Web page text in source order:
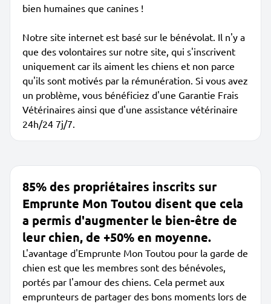
bien humaines que canines !
Notre site internet est basé sur le bénévolat. Il n'y a
que des volontaires sur notre site, qui s'inscrivent
uniquement car ils aiment les chiens et non parce
qu'ils sont motivés par la rémunération. Si vous avez
un problème, vous bénéficiez d'une Garantie Frais
Vétérinaires ainsi que d'une assistance vétérinaire
24h/24 7j/7.
85% des propriétaires inscrits sur
Emprunte Mon Toutou disent que cela
a permis d'augmenter le bien-être de
leur chien, de +50% en moyenne.
L'avantage d'Emprunte Mon Toutou pour la garde de
chien est que les membres sont des bénévoles,
portés par l'amour des chiens. Cela permet aux
emprunteurs de partager des bons moments lors de